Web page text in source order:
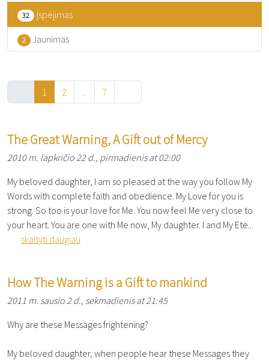
32 Įspėjimas
2 Jaunimas
1 2 ... 7
The Great Warning, A Gift out of Mercy
2010 m. lapkričio 22 d., pirmadienis at 02:00
My beloved daughter, I am so pleased at the way you follow My
Words with complete faith and obedience. My Love for you is
strong. So too is your love for Me. You now feel Me very close to
your heart. You are one with Me now, My daughter. I and My Ete...
skaityti daugiau
How The Warning is a Gift to mankind
2011 m. sausio 2 d., sekmadienis at 21:45
Why are these Messages frightening?
My beloved daughter, when people hear these Messages they